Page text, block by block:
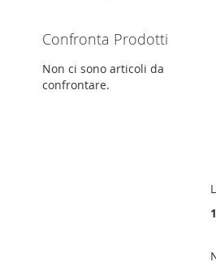
Confronta Prodotti
Non ci sono articoli da
confrontare.